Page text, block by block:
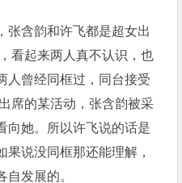
张含韵和许飞都是超女出
看起来两人真不认识，也
人曾经同框过，同台接受
席的某活动，张含韵被采
向她。所以许飞说的话是
说没同框那还能理解，
自发展的。